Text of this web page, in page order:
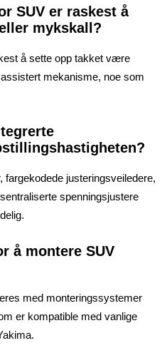
SUV er raskest å
mykskall?
å sette opp takket være
mekanisme, noe som
fargekodede justeringsveiledere,
spenningsjustere
å montere SUV
med monteringssystemer
er kompatible med vanlige